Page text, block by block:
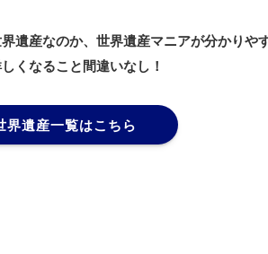
遺産なのか、世界遺産マニアが分かりや
くなること間違いなし！
界遺産一覧はこちら